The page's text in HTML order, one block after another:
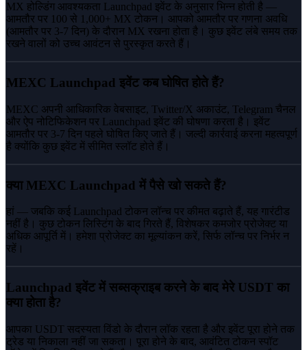
MX होल्डिंग आवश्यकता Launchpad इवेंट के अनुसार भिन्न होती है —
आमतौर पर 100 से 1,000+ MX टोकन। आपको आमतौर पर गणना अवधि
(आमतौर पर 3-7 दिन) के दौरान MX रखना होता है। कुछ इवेंट लंबे समय तक
रखने वालों को उच्च आवंटन से पुरस्कृत करते हैं।
MEXC Launchpad इवेंट कब घोषित होते हैं?
MEXC अपनी आधिकारिक वेबसाइट, Twitter/X अकाउंट, Telegram चैनल
और ऐप नोटिफिकेशन पर Launchpad इवेंट की घोषणा करता है। इवेंट
आमतौर पर 3-7 दिन पहले घोषित किए जाते हैं। जल्दी कार्रवाई करना महत्वपूर्ण
है क्योंकि कुछ इवेंट में सीमित स्लॉट होते हैं।
क्या MEXC Launchpad में पैसे खो सकते हैं?
हां — जबकि कई Launchpad टोकन लॉन्च पर कीमत बढ़ाते हैं, यह गारंटीड
नहीं है। कुछ टोकन लिस्टिंग के बाद गिरते हैं, विशेषकर कमजोर प्रोजेक्ट या
अधिक आपूर्ति में। हमेशा प्रोजेक्ट का मूल्यांकन करें, सिर्फ लॉन्च पर निर्भर न
रहें।
Launchpad इवेंट में सब्सक्राइब करने के बाद मेरे USDT का
क्या होता है?
आपका USDT सदस्यता विंडो के दौरान लॉक रहता है और इवेंट पूरा होने तक
ट्रेड या निकाला नहीं जा सकता। पूरा होने के बाद, आवंटित टोकन स्पॉट